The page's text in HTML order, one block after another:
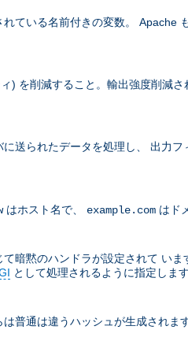
ている名前付きの変数。 Apache
) を削減すること。輸出強度削減
送られたデータを処理し、 出力
はホスト名で、 example.com はド
暗黙のハンドラが設定されて い
として処理されるように指定します
普通は違うハッシュが生成されま